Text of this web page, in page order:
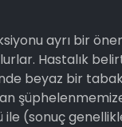
ayrı bir
Hastalık
beyaz bir
ile (sonuç